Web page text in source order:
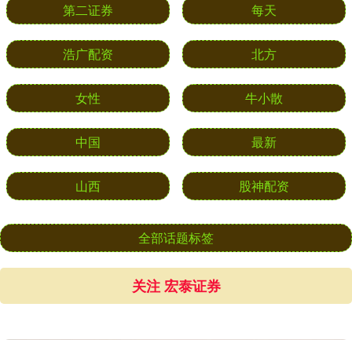
第二证券 每天
浩广配资 北方
女性 牛小散
中国 最新
山西 股神配资
全部话题标签
关注 宏泰证券